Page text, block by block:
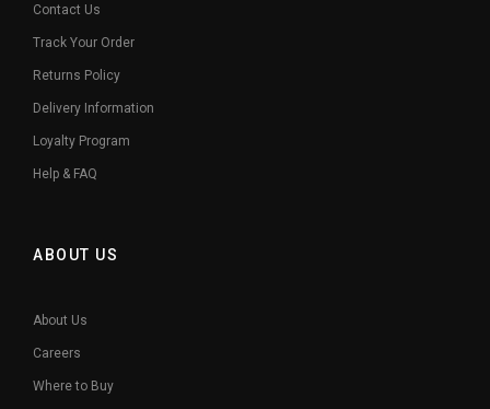
Contact Us
Track Your Order
Returns Policy
Delivery Information
Loyalty Program
Help & FAQ
ABOUT US
About Us
Careers
Where to Buy